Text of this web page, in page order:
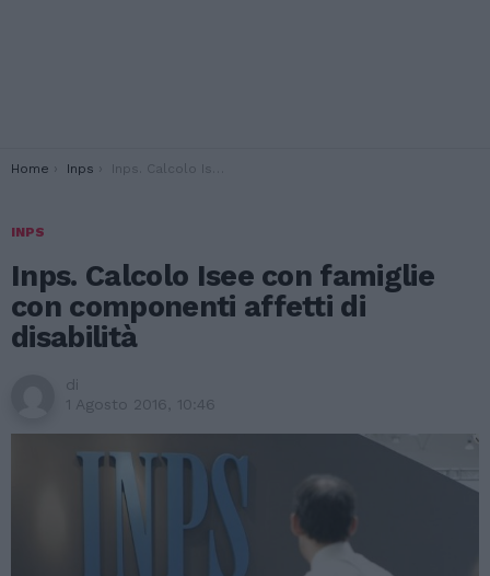
You are here:
Home Inps Inps. Calcolo Isee con famiglie con componenti affetti di disabilità
INPS
Inps. Calcolo Isee con famiglie
con componenti affetti di
disabilità
di
1 Agosto 2016, 10:46